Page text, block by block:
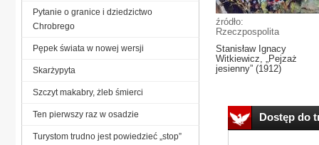
źródło:
Rzeczpospolita
Stanisław Ignacy
Witkiewicz, „Pejzaż
jesienny” (1912)
Dostęp do
Pytanie o granice i dziedzictwo
Chrobrego
Pępek świata w nowej wersji
Skarżypyta
Szczyt makabry, żleb śmierci
Ten pierwszy raz w osadzie
Turystom trudno jest powiedzieć „stop”